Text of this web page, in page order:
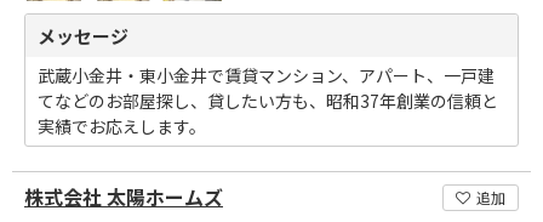
メッセージ
武蔵小金井・東小金井で賃貸マンション、アパート、一戸建
てなどのお部屋探し、貸したい方も、昭和37年創業の信頼と
実績でお応えします。
株式会社 太陽ホームズ 追加